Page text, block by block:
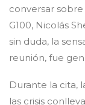
conversar
G100, Nicolás
sin duda, la
reunión, fue
Durante la cita,
las crisis